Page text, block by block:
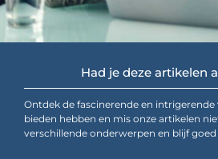
Had je deze artikelen
Ontdek de fascinerende en intrigerende
bieden hebben en mis onze artikelen
verschillende onderwerpen en blijf